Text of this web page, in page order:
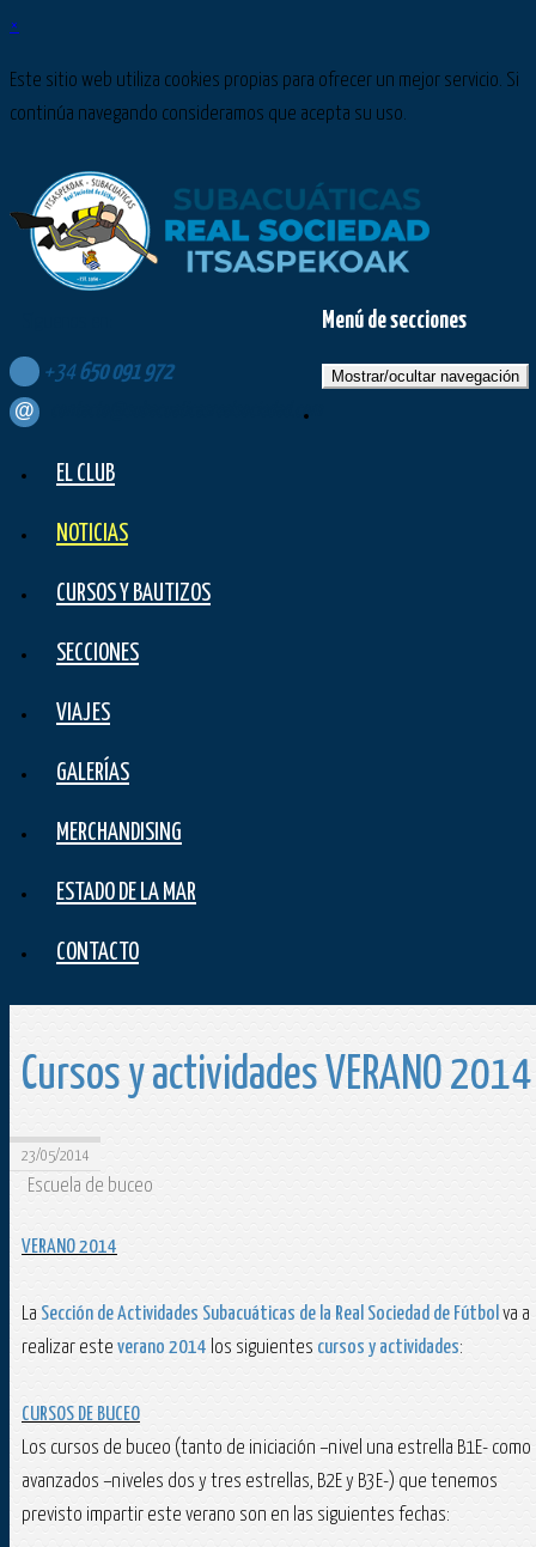
×
Este sitio web utiliza cookies propias para ofrecer un mejor servicio. Si
continúa navegando consideramos que acepta su uso.
+34 650 091 972
contacto@subacuaticasrealsociedad.com
Menú de secciones
Mostrar/ocultar navegación
EL CLUB
NOTICIAS
CURSOS Y BAUTIZOS
SECCIONES
VIAJES
GALERÍAS
MERCHANDISING
ESTADO DE LA MAR
CONTACTO
Cursos y actividades VERANO 2014
23/05/2014
Escuela de buceo
VERANO 2014
La Sección de Actividades Subacuáticas de la Real Sociedad de Fútbol va a
realizar este verano 2014 los siguientes cursos y actividades:
CURSOS DE BUCEO
Los cursos de buceo (tanto de iniciación –nivel una estrella B1E- como
avanzados –niveles dos y tres estrellas, B2E y B3E-) que tenemos
previsto impartir este verano son en las siguientes fechas: